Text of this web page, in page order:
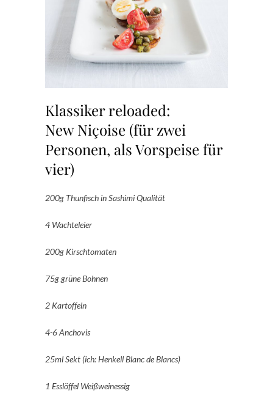
Klassiker reloaded:
New Niçoise (für zwei
Personen, als Vorspeise für
vier)
200g Thunfisch in Sashimi Qualität
4 Wachteleier
200g Kirschtomaten
75g grüne Bohnen
2 Kartoffeln
4-6 Anchovis
25ml Sekt (ich: Henkell Blanc de Blancs)
1 Esslöffel Weißweinessig